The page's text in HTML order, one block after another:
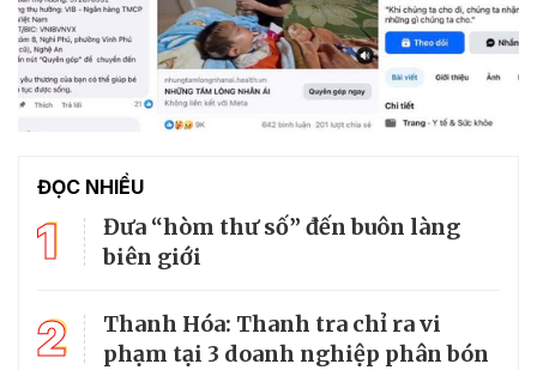
ĐỌC NHIỀU
1
Đưa “hòm thư số” đến buôn làng
biên giới
2
Thanh Hóa: Thanh tra chỉ ra vi
phạm tại 3 doanh nghiệp phân bón